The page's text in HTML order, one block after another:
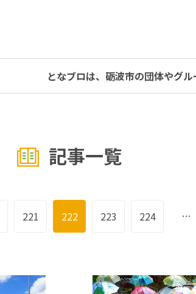
となブロは、砺波市の団体やグ
記事一覧
221 222 223 224 …